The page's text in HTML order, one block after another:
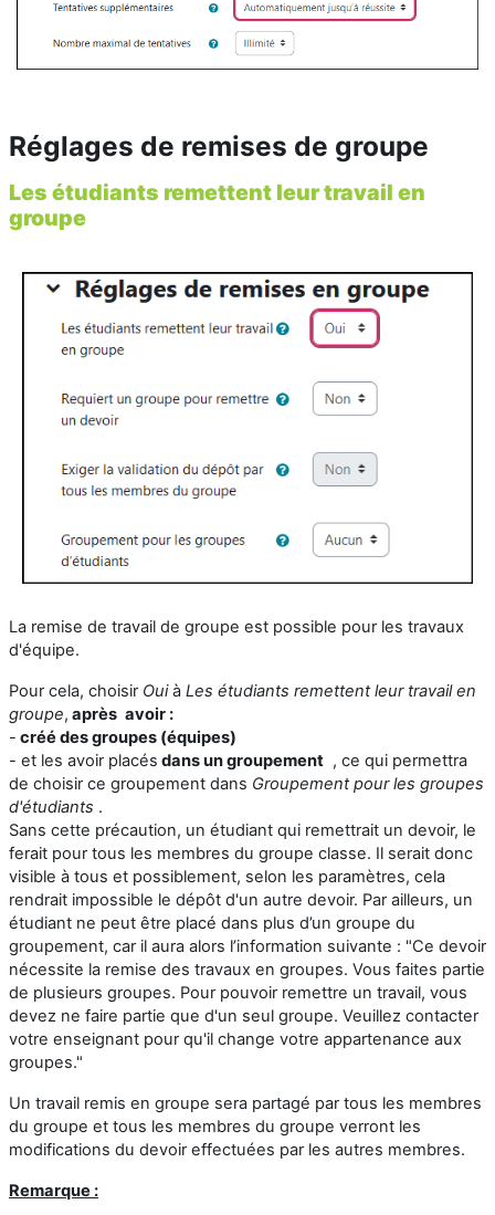
Réglages de remises de groupe
Les étudiants remettent leur travail en
groupe
La remise de travail de groupe est possible pour les travaux
d'équipe.
Pour cela, choisir Ouià Les étudiants remettent leur travail en
groupe, après avoir :
- créédes groupes (équipes)
- et les avoir placés dans ungroupement , ce qui permettra
de choisir ce groupement dans Groupement pour les groupes
d'étudiants .
Sans cette précaution, un étudiant qui remettrait un devoir, le
ferait pour tous les membres du groupe classe. Il serait donc
visible à tous et possiblement, selon les paramètres, cela
rendrait impossible le dépôt d'un autre devoir. Par ailleurs, un
étudiant ne peut être placé dans plus d’un groupe du
groupement, car il aura alors l’information suivante : "Ce devoir
nécessite la remise des travaux en groupes. Vous faites partie
de plusieurs groupes. Pour pouvoir remettre un travail, vous
devez ne faire partie que d'un seul groupe. Veuillez contacter
votre enseignant pour qu'il change votre appartenance aux
groupes."
Un travail remis en groupe sera partagé par tous les membres
du groupe et tous les membres du groupe verront les
modifications du devoir effectuées par les autres membres.
Remarque :